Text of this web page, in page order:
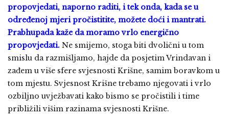
propovjedati, naporno raditi, i tek onda, kada se u
određenoj mjeri pročistitite, možete doći i mantrati.
Prabhupada kaže da moramo vrlo energično
propovjedati. Ne smijemo, stoga biti dvolični u tom
smislu da razmišljamo, hajde da posjetim Vrindavan i
zađem u više sfere svjesnosti Krišne, samim boravkom u
tom mjestu. Svjesnost Krišne trebamo njegovati i vrlo
ozbiljno uvježbavati kako bismo se pročistili i time
približili višim razinama svjesnosti Krišne.